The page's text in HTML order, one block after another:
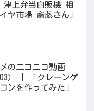
津上弁当自販機 相
ヤ市場 齋藤さん」
のニコニコ動画
03） | 「クレーンゲ
ンを作ってみた」